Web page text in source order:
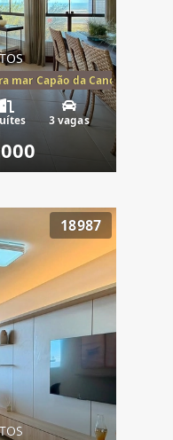
Capão da Canoa,
3 vagas
18987